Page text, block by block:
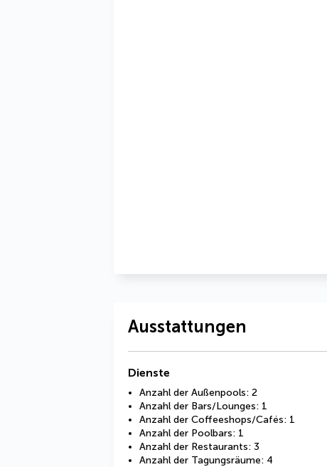
Ausstattungen
Dienste
Anzahl der Außenpools: 2
Anzahl der Bars/Lounges: 1
Anzahl der Coffeeshops/Cafés: 1
Anzahl der Poolbars: 1
Anzahl der Restaurants: 3
Anzahl der Tagungsräume: 4